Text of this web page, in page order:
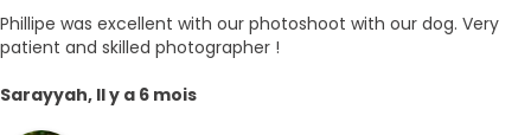
Phillipe was excellent with our photoshoot with our dog. Very
patient and skilled photographer !
Sarayyah, Il y a 6 mois